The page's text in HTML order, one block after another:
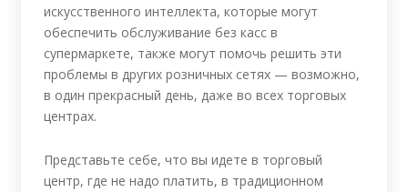
искусственного интеллекта, которые могут
обеспечить обслуживание без касс в
супермаркете, также могут помочь решить эти
проблемы в других розничных сетях — возможно,
в один прекрасный день, даже во всех торговых
центрах.
Представьте себе, что вы идете в торговый
центр, где не надо платить, в традиционном